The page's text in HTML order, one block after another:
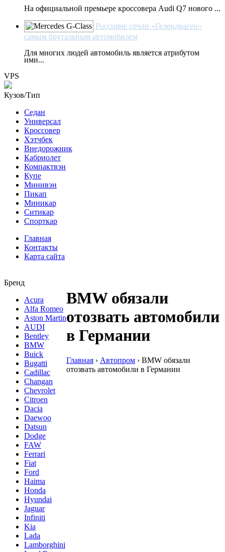
На официальной премьере кроссовера Audi Q7 нового ...
Россияне сочли «Гелендваген»
самым брутальным автомобилем
Для многих людей автомобиль является атрибутом
ими...
VPS
Кузов/Тип
Седан
Универсал
Кроссовер
Хэтчбек
Внедорожник
Кабриолет
Компактвэн
Купе
Минивэн
Пикап
Миникар
Ситикар
Спорткар
Главная
Контакты
Карта сайта
Бренд
Acura
Alfa Romeo
Aston Martin
AUDI
Bentley
BMW
Buick
Bugatti
Cadillac
Changan
Chevrolet
Citroen
Dacia
Daewoo
Datsun
Dodge
FAW
Ferrari
Fiat
Ford
Haima
Honda
Hyundai
Jaguar
Infiniti
Kia
Lada
Lamborghini
BMW обязали
отозвать автомобили
в Германии
Главная › Автопром › BMW обязали
отозвать автомобили в Германии